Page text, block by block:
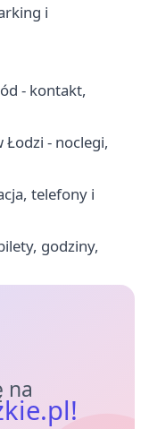
i
- kontakt,
Łodzi - noclegi,
telefony i
godziny,
na